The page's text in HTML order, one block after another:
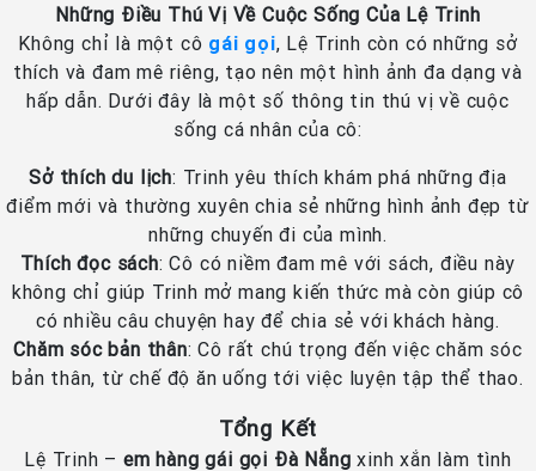
Những Điều Thú Vị Về Cuộc Sống Của Lệ Trinh
Không chỉ là một cô gái gọi, Lệ Trinh còn có những sở
thích và đam mê riêng, tạo nên một hình ảnh đa dạng và
hấp dẫn. Dưới đây là một số thông tin thú vị về cuộc
sống cá nhân của cô:
Sở thích du lịch: Trinh yêu thích khám phá những địa
điểm mới và thường xuyên chia sẻ những hình ảnh đẹp từ
những chuyến đi của mình.
Thích đọc sách: Cô có niềm đam mê với sách, điều này
không chỉ giúp Trinh mở mang kiến thức mà còn giúp cô
có nhiều câu chuyện hay để chia sẻ với khách hàng.
Chăm sóc bản thân: Cô rất chú trọng đến việc chăm sóc
bản thân, từ chế độ ăn uống tới việc luyện tập thể thao.
Tổng Kết
Lệ Trinh – em hàng gái gọi Đà Nẵng xinh xắn làm tình